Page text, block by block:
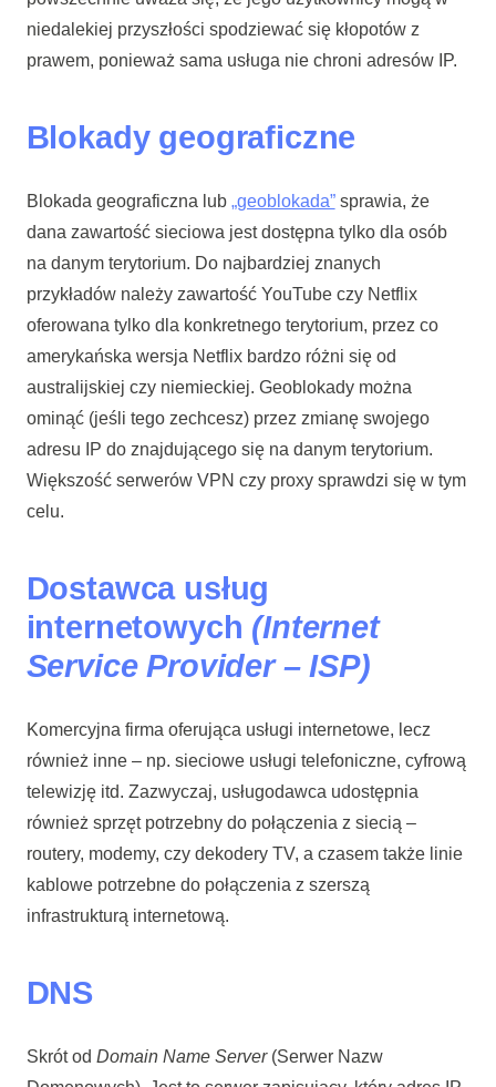
niedalekiej przyszłości spodziewać się kłopotów z
prawem, ponieważ sama usługa nie chroni adresów IP.
Blokady geograficzne
Blokada geograficzna lub „geoblokada”sprawia, że
dana zawartość sieciowa jest dostępna tylko dla osób
na danym terytorium. Do najbardziej znanych
przykładów należy zawartość YouTube czy Netflix
oferowana tylko dla konkretnego terytorium, przez co
amerykańska wersja Netflix bardzo różni się od
australijskiej czy niemieckiej. Geoblokady można
ominąć (jeśli tego zechcesz) przez zmianę swojego
adresu IP do znajdującego się na danym terytorium.
Większość serwerów VPN czy proxy sprawdzi się w tym
celu.
Dostawca usług
internetowych (Internet
Service Provider – ISP)
Komercyjna firma oferująca usługi internetowe, lecz
również inne – np. sieciowe usługi telefoniczne, cyfrową
telewizję itd. Zazwyczaj, usługodawca udostępnia
również sprzęt potrzebny do połączenia z siecią –
routery, modemy, czy dekodery TV, a czasem także linie
kablowe potrzebne do połączenia z szerszą
infrastrukturą internetową.
DNS
Skrót od Domain Name Server(Serwer Nazw